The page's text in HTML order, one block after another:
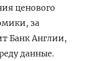
ценового
за
Банк Англии,
данные.